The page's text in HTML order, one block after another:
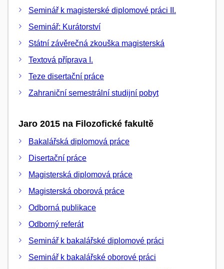
Seminář k magisterské diplomové práci II.
Seminář: Kurátorství
Státní závěrečná zkouška magisterská
Textová příprava I.
Teze disertační práce
Zahraniční semestrální studijní pobyt
Jaro 2015 na Filozofické fakultě
Bakalářská diplomová práce
Disertační práce
Magisterská diplomová práce
Magisterská oborová práce
Odborná publikace
Odborný referát
Seminář k bakalářské diplomové práci
Seminář k bakalářské oborové práci